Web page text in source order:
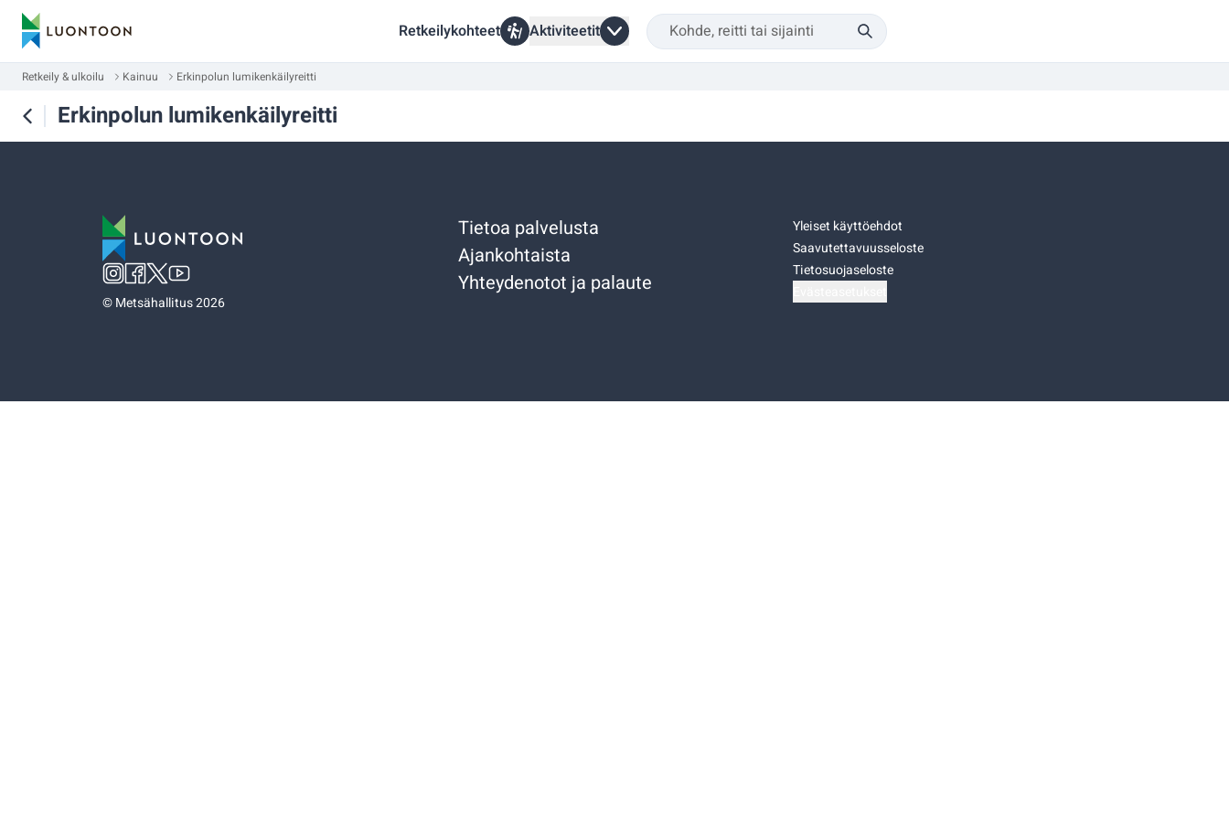
Retkeilykohteet Aktiviteetit
Retkeily & ulkoilu Kainuu Erkinpolun lumikenkäilyreitti
Erkinpolun lumikenkäilyreitti
©Metsähallitus 2026
Tietoa palvelusta
Ajankohtaista
Yhteydenotot ja palaute
Yleiset käyttöehdot
Saavutettavuusseloste
Tietosuojaseloste